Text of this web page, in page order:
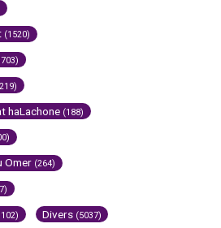
(1520)
haLachone (188)
Omer (264)
Divers (5037)